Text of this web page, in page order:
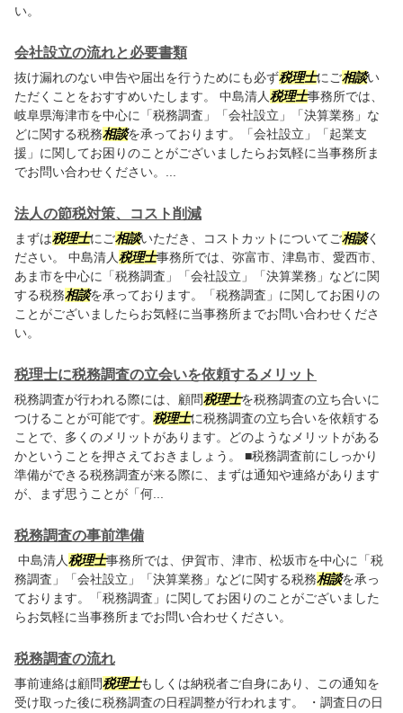
い。
会社設立の流れと必要書類
抜け漏れのない申告や届出を行うためにも必ず税理士にご相談い
ただくことをおすすめいたします。 中島清人税理士事務所では、
岐阜県海津市を中心に「税務調査」「会社設立」「決算業務」な
どに関する税務相談を承っております。「会社設立」「起業支
援」に関してお困りのことがございましたらお気軽に当事務所ま
でお問い合わせください。...
法人の節税対策、コスト削減
まずは税理士にご相談いただき、コストカットについてご相談く
ださい。 中島清人税理士事務所では、弥富市、津島市、愛西市、
あま市を中心に「税務調査」「会社設立」「決算業務」などに関
する税務相談を承っております。「税務調査」に関してお困りの
ことがございましたらお気軽に当事務所までお問い合わせくださ
い。
税理士に税務調査の立会いを依頼するメリット
税務調査が行われる際には、顧問税理士を税務調査の立ち合いに
つけることが可能です。 税理士に税務調査の立ち合いを依頼する
ことで、多くのメリットがあります。どのようなメリットがある
かということを押さえておきましょう。 ■税務調査前にしっかり
準備ができる税務調査が来る際に、まずは通知や連絡があります
が、まず思うことが「何...
税務調査の事前準備
中島清人税理士事務所では、伊賀市、津市、松坂市を中心に「税
務調査」「会社設立」「決算業務」などに関する税務相談を承っ
ております。「税務調査」に関してお困りのことがございました
らお気軽に当事務所までお問い合わせください。
税務調査の流れ
事前連絡は顧問税理士もしくは納税者ご自身にあり、この通知を
受け取った後に税務調査の日程調整が行われます。 ・調査日の日